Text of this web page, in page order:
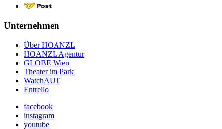
Unternehmen
Über HOANZL
HOANZL Agentur
GLOBE Wien
Theater im Park
WatchAUT
Entrello
facebook
instagram
youtube